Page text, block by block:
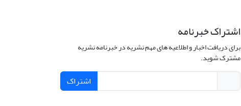
اشتراک خبرنامه
برای دریافت اخبار و اطلاعیه های مهم نشریه در خبرنامه نشریه
مشترک شوید.
اشتراک